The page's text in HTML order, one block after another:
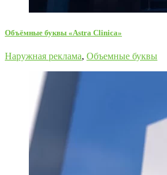
Объёмные буквы «Astra Clinica»
Наружная реклама, Объемные буквы